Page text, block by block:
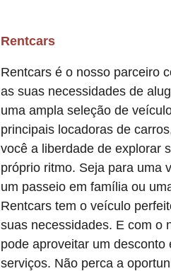
Rentcars
Rentcars é o nosso parceiro
as suas necessidades de
uma ampla seleção de
principais locadoras de
você a liberdade de explorar
próprio ritmo. Seja para uma
um passeio em família ou
Rentcars tem o veículo
suas necessidades. E com o
pode aproveitar um desconto
serviços. Não perca a